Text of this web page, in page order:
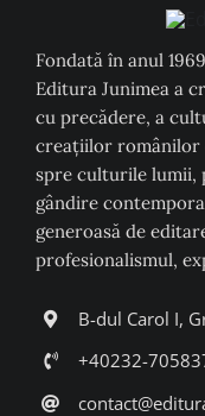
Fondată în anul
Editura Junimea a
cu precădere, a
creaţiilor românilor
spre culturile lumii,
gândire
generoasă de
profesionalismul,
B-dul Carol I,
+40232-